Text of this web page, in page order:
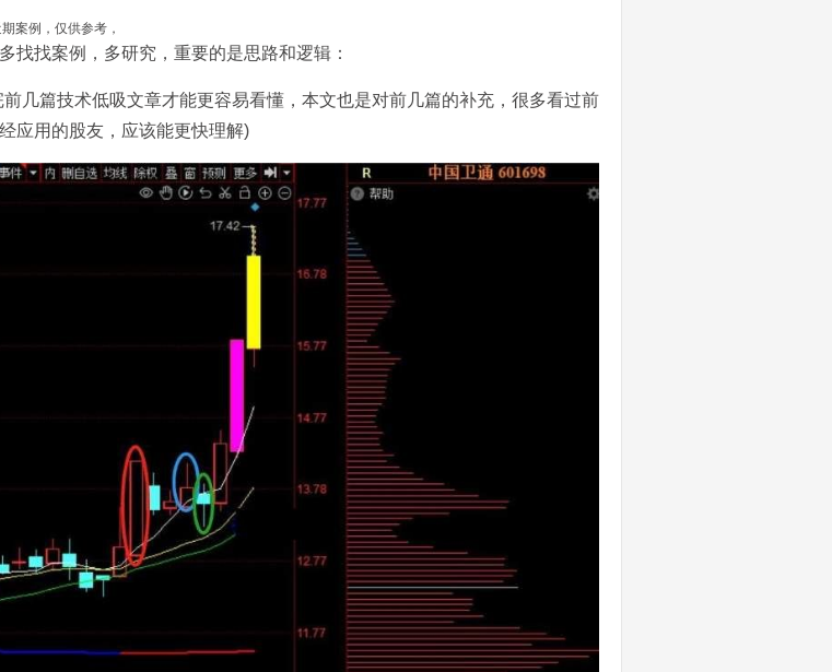
期案例，仅供参考，
找找案例，多研究，重要的是思路和逻辑：
前几篇技术低吸文章才能更容易看懂，本文也是对前几篇的补充，很多看过前
应用的股友，应该能更快理解)